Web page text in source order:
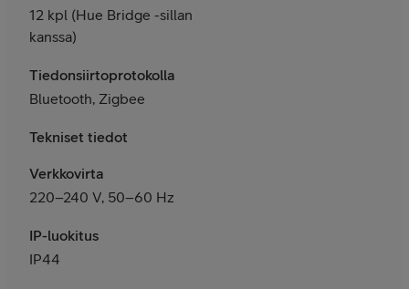
12 kpl (Hue Bridge -sillan
kanssa)
Tiedonsiirtoprotokolla
Bluetooth, Zigbee
Tekniset tiedot
Verkkovirta
220–240 V, 50–60 Hz
IP-luokitus
IP44